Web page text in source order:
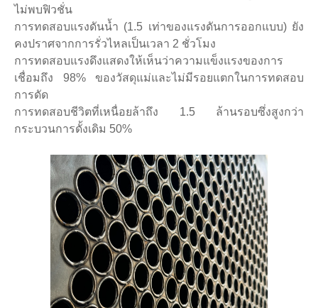
ไม่พบฟิวชั่น
การทดสอบแรงดันน้ำ (1.5 เท่าของแรงดันการออกแบบ) ยัง
คงปราศจากการรั่วไหลเป็นเวลา 2 ชั่วโมง
การทดสอบแรงดึงแสดงให้เห็นว่าความแข็งแรงของการ
เชื่อมถึง 98% ของวัสดุแม่และไม่มีรอยแตกในการทดสอบ
การดัด
การทดสอบชีวิตที่เหนื่อยล้าถึง 1.5 ล้านรอบซึ่งสูงกว่า
กระบวนการดั้งเดิม 50%